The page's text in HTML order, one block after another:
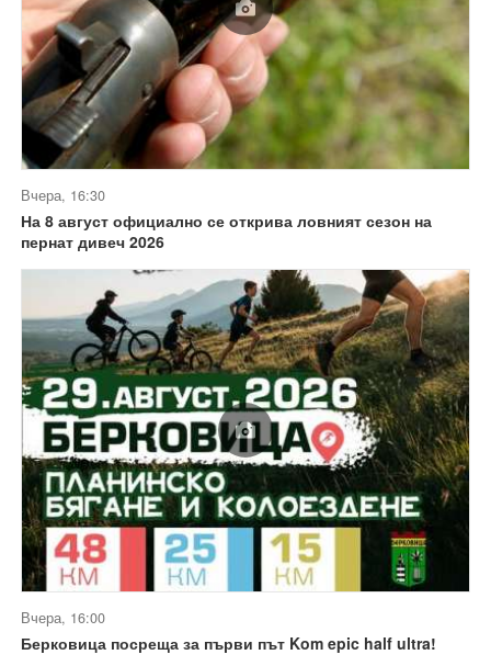
Вчера, 16:30
На 8 август официално се открива ловният сезон на
пернат дивеч 2026
Вчера, 16:00
Берковица посреща за първи път Kom epic half ultra!